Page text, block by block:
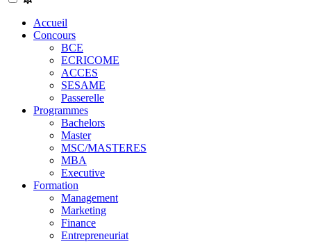
Accueil
Concours
BCE
ECRICOME
ACCES
SESAME
Passerelle
Programmes
Bachelors
Master
MSC/MASTERES
MBA
Executive
Formation
Management
Marketing
Finance
Entrepreneuriat